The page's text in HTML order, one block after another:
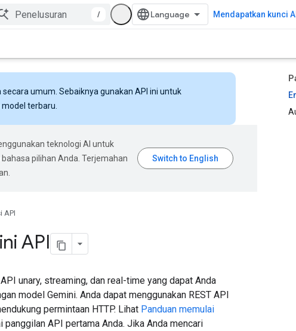
/ Mendapatkan kunci
secara umum. Sebaiknya gunakan API ini untuk
terbaru.
teknologi AI untuk
pilihan Anda. Terjemahan
API
API
unary, streaming, dan real-time yang dapat Anda
model Gemini. Anda dapat menggunakan REST API
permintaan HTTP. Lihat Panduan memulai
panggilan API pertama Anda. Jika Anda mencari